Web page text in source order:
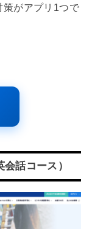
策がアプリ1つで
話コース）